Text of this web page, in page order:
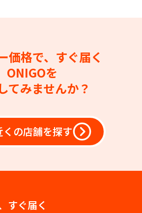
価格で、すぐ届く
ONIGOを
てみませんか？
くの店舗を探す
すぐ届く